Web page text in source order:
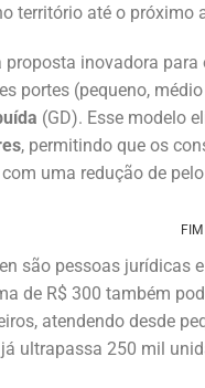
território até o próximo
proposta inovadora para
portes (pequeno,
(GD). Esse modelo
, permitindo que os
uma redução de
são pessoas jurídicas
de R$ 300 também
atendendo desde
ultrapassa 250 mil